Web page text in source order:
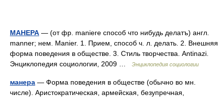
МАНЕРА — (от фр. maniere способ что нибудь делатъ) англ.
manner; нем. Manier. 1. Прием, способ ч. л. делать. 2. Внешняя
форма поведения в обществе. 3. Стиль творчества. Antinazi.
Энциклопедия социологии, 2009 …
Энциклопедия социологии
манера — Форма поведения в обществе (обычно во мн.
числе). Аристократическая, армейская, безупречная,